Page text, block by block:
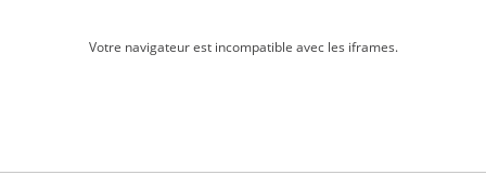
Votre navigateur est incompatible avec les iframes.